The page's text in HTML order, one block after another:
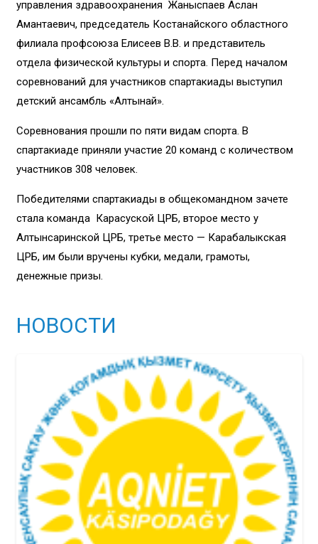
управления здравоохранения Жаныспаев Аслан
Амантаевич, председатель Костанайского областного
филиала профсоюза Елисеев В.В. и представитель
отдела физической культуры и спорта. Перед началом
соревнований для участников спартакиады выступил
детский ансамбль «Алтынай».
Соревнования прошли по пяти видам спорта. В
спартакиаде приняли участие 20 команд с количеством
участников 308 человек.
Победителями спартакиады в общекомандном зачете
стала команда Карасуской ЦРБ, второе место у
Алтынсаринской ЦРБ, третье место — Карабалыкская
ЦРБ, им были вручены кубки, медали, грамоты,
денежные призы.
НОВОСТИ